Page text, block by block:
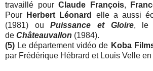
travaillé pourClaude François,
Pour
Herbert Léonard elle a aussi
(1981) ouPuissance et Gloire, le
de Châteauvallon (1984).
(5) Le département vidéo de Koba
par Frédérique Hébrard et Louis Velle en